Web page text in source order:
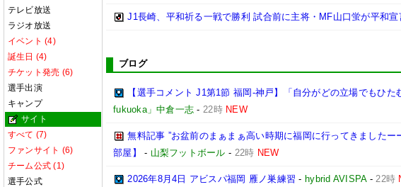
テレビ放送
ラジオ放送
イベント (4)
誕生日 (4)
チケット発売 (6)
選手出演
キャンプ
サイト
すべて (7)
ファンサイト (6)
チーム公式 (1)
選手公式
J1長崎、平和祈る一戦で勝利 試合前に主将・MF山口蛍が平和
ブログ
【選手コメント J1第1節 福岡-神戸】「自分がどの立場でもひ
fukuoka」中倉一志 -22時 NEW
無料記事 ”お盆前のまぁまぁ高い時期に福岡に行ってきました
部屋】
- 山梨フットボール - 22時 NEW
2026年8月4日 アビスパ福岡 雁ノ巣練習 - hybrid AVISPA-22時